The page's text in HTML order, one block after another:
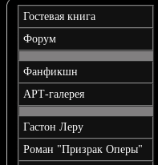
Гостевая книга
Форум
Фанфикшн
АРТ-галерея
Гастон Леру
Роман "Призрак Оперы"